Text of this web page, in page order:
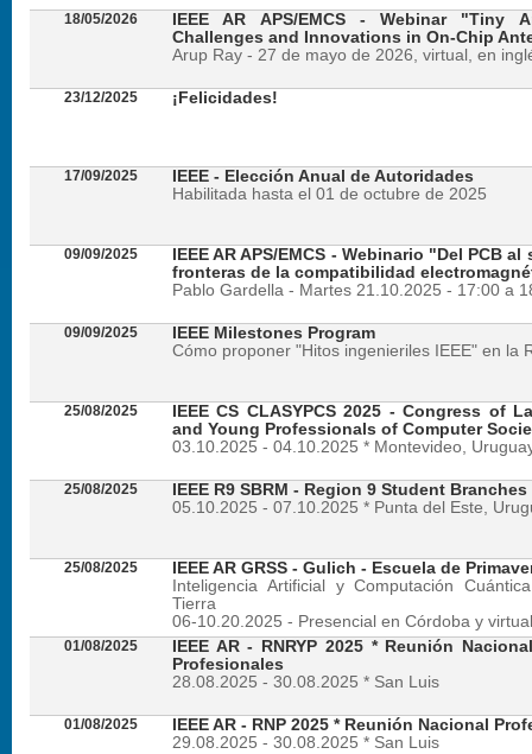
18/05/2026
IEEE AR APS/EMCS - Webinar "Tiny
Challenges and Innovations in On-Chip
Arup Ray - 27 de mayo de 2026, virtual, en
23/12/2025 ¡Felicidades!
17/09/2025
IEEE - Elección Anual de Autoridades
Habilitada hasta el 01 de octubre de 2025
09/09/2025
IEEE AR APS/EMCS - Webinario "Del PCB
fronteras de la compatibilidad
Pablo Gardella - Martes 21.10.2025 - 17:00 a
09/09/2025
IEEE Milestones Program
Cómo proponer "Hitos ingenieriles IEEE" en la
25/08/2025
IEEE CS CLASYPCS 2025 - Congress of
and Young Professionals of Computer
03.10.2025 - 04.10.2025 * Montevideo,
25/08/2025
IEEE R9 SBRM - Region 9 Student
05.10.2025 - 07.10.2025 * Punta del Este,
25/08/2025
IEEE AR GRSS - Gulich - Escuela de
Inteligencia Artificial y Computación
Tierra
06-10.20.2025 - Presencial en Córdoba y virtual
01/08/2025
IEEE AR - RNRYP 2025 * Reunión
Profesionales
28.08.2025 - 30.08.2025 * San Luis
01/08/2025
IEEE AR - RNP 2025 * Reunión Nacional
29.08.2025 - 30.08.2025 * San Luis